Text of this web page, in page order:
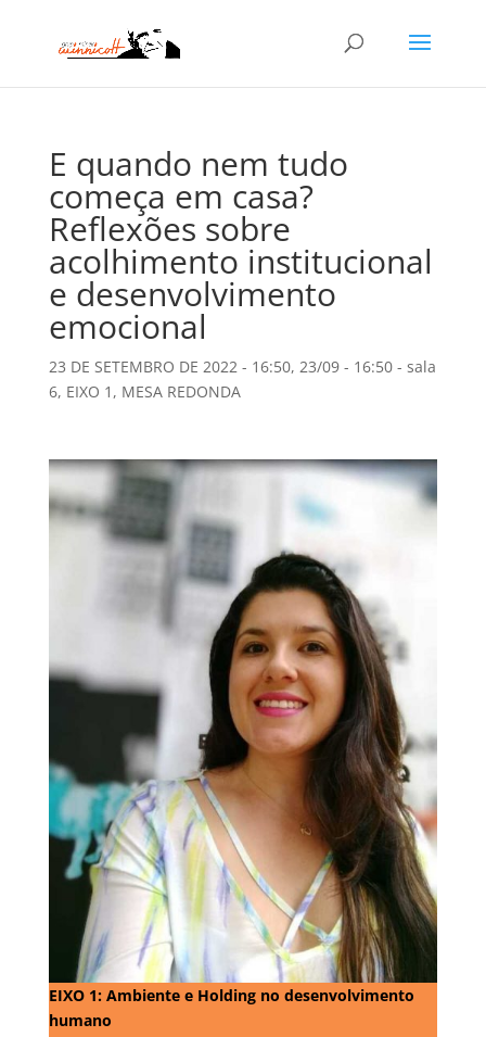
E quando nem tudo
começa em casa?
Reflexões sobre
acolhimento institucional
e desenvolvimento
emocional
23 DE SETEMBRO DE 2022 - 16:50, 23/09 - 16:50 - sala
6, EIXO 1 , MESA REDONDA
EIXO 1: Ambiente e Holding no desenvolvimento
humano